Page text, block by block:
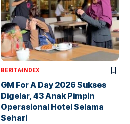
BERITAINDEX
GM For A Day 2026 Sukses
Digelar, 43 Anak Pimpin
Operasional Hotel Selama
Sehari